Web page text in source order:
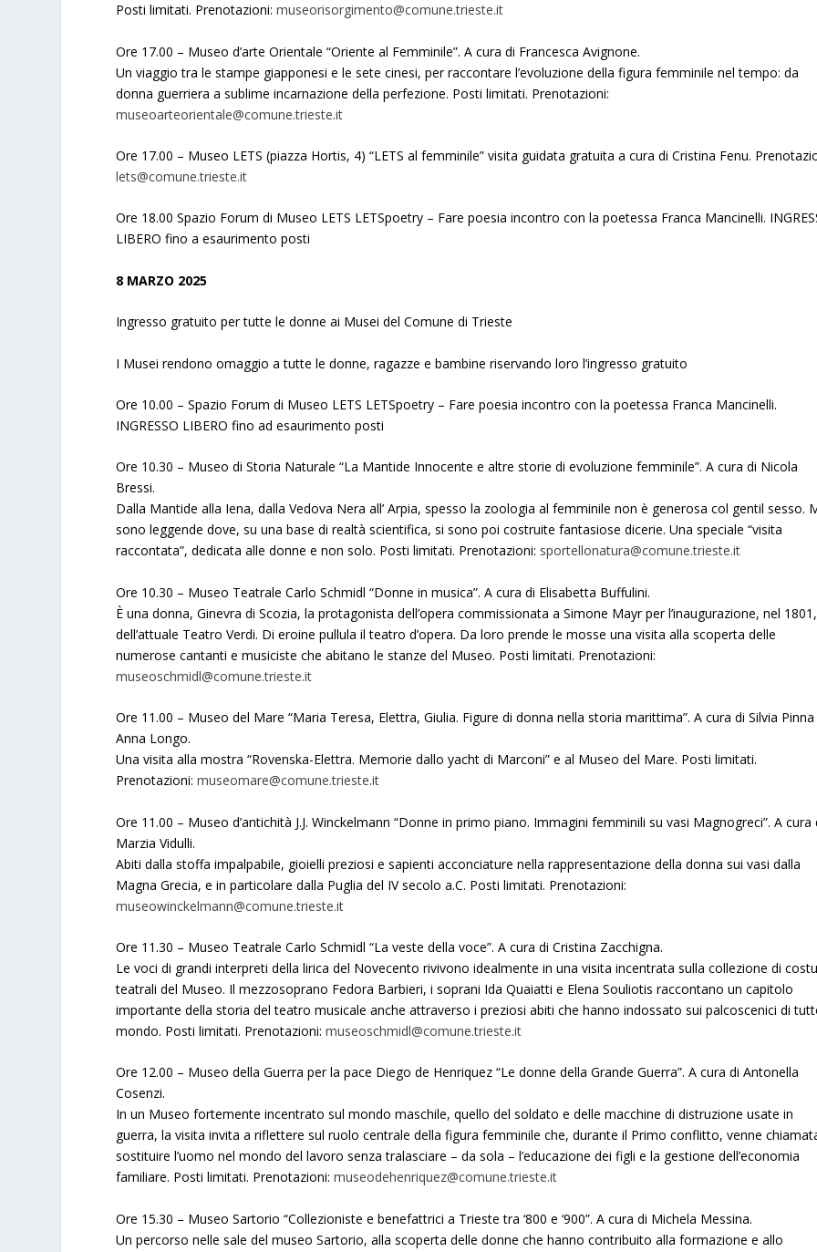
Posti limitati. Prenotazioni:museorisorgimento@comune.trieste.it
Ore 17.00 – Museo d’arte Orientale “Oriente al Femminile”. A cura di Francesca Avignone.
Un viaggio tra le stampe giapponesi e le sete cinesi, per raccontare l’evoluzione della figura femminile nel tempo: da
donna guerriera a sublime incarnazione della perfezione. Posti limitati. Prenotazioni:
museoarteorientale@comune.trieste.it
Ore 17.00 – Museo LETS (piazza Hortis, 4) “LETS al femminile” visita guidata gratuita a cura di Cristina Fenu.
lets@comune.trieste.it
Ore 18.00 Spazio Forum di Museo LETS LETSpoetry – Fare poesia incontro con la poetessa Franca Mancinelli.
LIBERO fino a esaurimento posti
8 MARZO 2025
Ingresso gratuito per tutte le donne ai Musei del Comune di Trieste
I Musei rendono omaggio a tutte le donne, ragazze e bambine riservando loro l’ingresso gratuito
Ore 10.00 – Spazio Forum di Museo LETS LETSpoetry – Fare poesia incontro con la poetessa Franca Mancinelli.
INGRESSO LIBERO fino ad esaurimento posti
Ore 10.30 – Museo di Storia Naturale “La Mantide Innocente e altre storie di evoluzione femminile”. A cura di Nicola
Bressi.
Dalla Mantide alla Iena, dalla Vedova Nera all’ Arpia, spesso la zoologia al femminile non è generosa col gentil sesso.
sono leggende dove, su una base di realtà scientifica, si sono poi costruite fantasiose dicerie. Una speciale “visita
raccontata”, dedicata alle donne e non solo. Posti limitati. Prenotazioni: sportellonatura@comune.trieste.it
Ore 10.30 – Museo Teatrale Carlo Schmidl “Donne in musica”. A cura di Elisabetta Buffulini.
È una donna, Ginevra di Scozia, la protagonista dell’opera commissionata a Simone Mayr per l’inaugurazione, nel 1801,
dell’attuale Teatro Verdi. Di eroine pullula il teatro d’opera. Da loro prende le mosse una visita alla scoperta delle
numerose cantanti e musiciste che abitano le stanze del Museo. Posti limitati. Prenotazioni:
museoschmidl@comune.trieste.it
Ore 11.00 – Museo del Mare “Maria Teresa, Elettra, Giulia. Figure di donna nella storia marittima”. A cura di Silvia Pinna
Anna Longo.
Una visita alla mostra “Rovenska-Elettra. Memorie dallo yacht di Marconi” e al Museo del Mare. Posti limitati.
Prenotazioni:museomare@comune.trieste.it
Ore 11.00 – Museo d’antichità J.J. Winckelmann “Donne in primo piano. Immagini femminili su vasi Magnogreci”. A cura
Marzia Vidulli.
Abiti dalla stoffa impalpabile, gioielli preziosi e sapienti acconciature nella rappresentazione della donna sui vasi dalla
Magna Grecia, e in particolare dalla Puglia del IV secolo a.C. Posti limitati. Prenotazioni:
museowinckelmann@comune.trieste.it
Ore 11.30 – Museo Teatrale Carlo Schmidl “La veste della voce”. A cura di Cristina Zacchigna.
Le voci di grandi interpreti della lirica del Novecento rivivono idealmente in una visita incentrata sulla collezione di
teatrali del Museo. Il mezzosoprano Fedora Barbieri, i soprani Ida Quaiatti e Elena Souliotis raccontano un capitolo
importante della storia del teatro musicale anche attraverso i preziosi abiti che hanno indossato sui palcoscenici di
mondo. Posti limitati. Prenotazioni:museoschmidl@comune.trieste.it
Ore 12.00 – Museo della Guerra per la pace Diego de Henriquez “Le donne della Grande Guerra”. A cura di Antonella
Cosenzi.
In un Museo fortemente incentrato sul mondo maschile, quello del soldato e delle macchine di distruzione usate in
guerra, la visita invita a riflettere sul ruolo centrale della figura femminile che, durante il Primo conflitto, venne
sostituire l’uomo nel mondo del lavoro senza tralasciare – da sola – l’educazione dei figli e la gestione dell’economia
familiare. Posti limitati. Prenotazioni:museodehenriquez@comune.trieste.it
Ore 15.30 – Museo Sartorio “Collezioniste e benefattrici a Trieste tra ‘800 e ‘900”. A cura di Michela Messina.
Un percorso nelle sale del museo Sartorio, alla scoperta delle donne che hanno contribuito alla formazione e allo